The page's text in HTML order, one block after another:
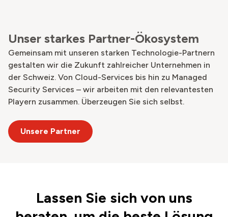
Unser starkes Partner-Ökosystem
Gemeinsam mit unseren starken Technologie-Partnern
gestalten wir die Zukunft zahlreicher Unternehmen in
der Schweiz. Von Cloud-Services bis hin zu Managed
Security Services – wir arbeiten mit den relevantesten
Playern zusammen. Überzeugen Sie sich selbst.
Unsere Partner
Lassen Sie sich von uns